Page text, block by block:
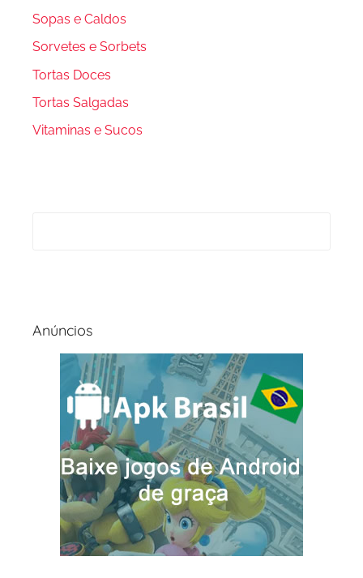
Sopas e Caldos
Sorvetes e Sorbets
Tortas Doces
Tortas Salgadas
Vitaminas e Sucos
Anúncios